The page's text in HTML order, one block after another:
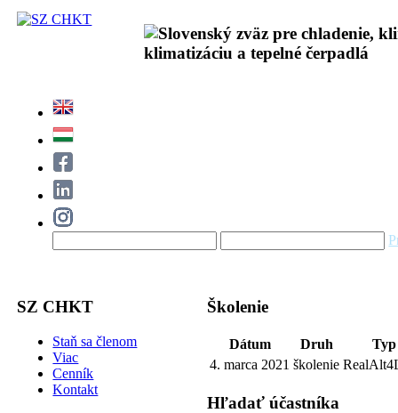
SZ CHKT
Staň sa členom
Viac
Cenník
Kontakt
Školenie
Dátum Druh
Typ
4. marca 2021 školenie
Hľadať účastníka